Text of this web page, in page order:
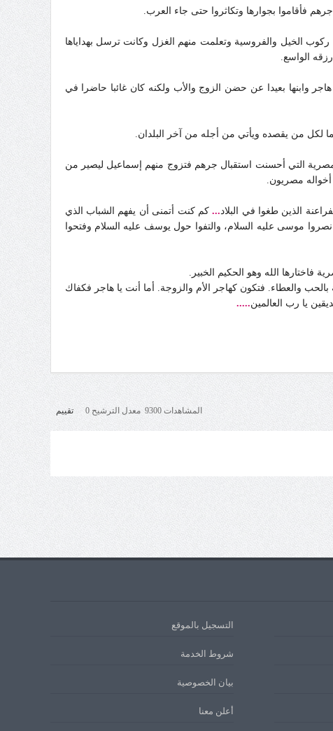
فأقاموا بجوارها وتكاثروا حتى جاء العرب.
الخيل والفروسية وتعلمت منهم الغزل وكانت ترسل بهداياها
الواسع.
وابنها بعيدا عن حضن الزوج والأب ولكنه كان غائبا حاضرا في
لكل من يقصده ويأتي من أجله من آخر البلدان.
التي أحسنت استقبال جرهم فتزوج منهم إسماعيل ليصير من
مصريون.
الذين طغوا في البلاد...كم كنت أتمنى أن يفهم الشباب الذي
موسى عليه السلام، والتفوا حول يوسف عليه السلام وفتحوا
الله وهو الحكيم الخبير.
والعطاء. فتكون كهاجر الأم والزوجة. أما أنت يا هاجر فكفاك
يا رب العالمين.....
المشاهدات 9300 معدل الترشيح 0 تقييم
التسجيل بالموقع
شروط الخدمة
بيان الخصوصية
أعلن معنا